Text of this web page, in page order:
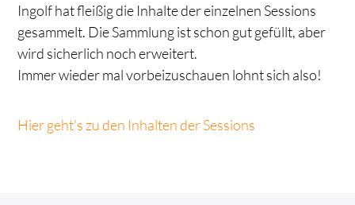
Ingolf hat fleißig die Inhalte der einzelnen Sessions
gesammelt. Die Sammlung ist schon gut gefüllt, aber
wird sicherlich noch erweitert.
Immer wieder mal vorbeizuschauen lohnt sich also!
Hier geht's zu den Inhalten der Sessions